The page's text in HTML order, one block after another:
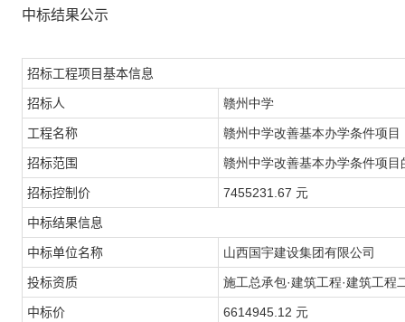
中标结果公示
招标工程项目基本信息
招标人 赣州中学
工程名称 赣州中学改善基本办学条件项目
招标范围 赣州中学改善基本办学条件项
招标控制价 7455231.67 元
中标结果信息
中标单位名称 山西国宇建设集团有限公司
投标资质 施工总承包·建筑工程·建筑工程
中标价 6614945.12 元